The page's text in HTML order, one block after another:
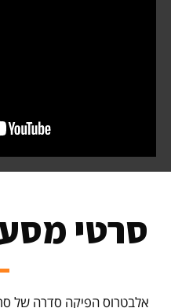
סרטי מסע
אלבטרוס הפיקה סדרה של